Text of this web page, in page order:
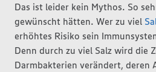
Das ist leider kein Mythos. So
gewünscht hätten. Wer zu viel
erhöhtes Risiko sein
Denn durch zu viel Salz wird die
Darmbakterien verändert, deren